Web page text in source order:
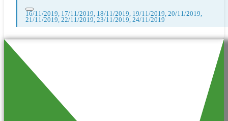
16/11/2019, 17/11/2019, 18/11/2019, 19/11/2019, 20/11/2019,
21/11/2019, 22/11/2019, 23/11/2019, 24/11/2019